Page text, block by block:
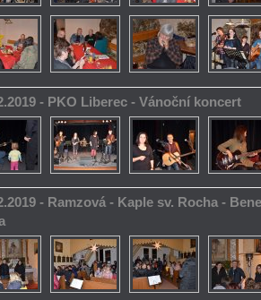
- PKO Liberec - Vánoční koncert
- Ramzová - Kaple sv. Rocha -